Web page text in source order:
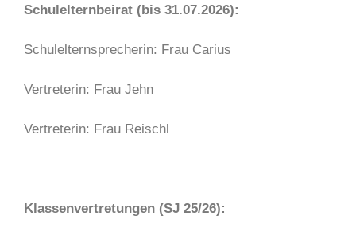
Schulelternbeirat (bis 31.07.2026):
Schulelternsprecherin: Frau Carius
Vertreterin: Frau Jehn
Vertreterin: Frau Reischl
Klassenvertretungen (SJ 25/26):